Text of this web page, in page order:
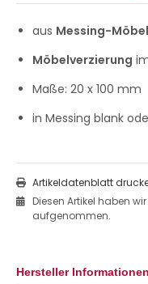
aus Messing-
Möbelverzierung
Maße: 20 x 100 mm
in Messing blank
Artikeldatenblatt
Diesen Artikel haben
aufgenommen.
Hersteller Informationen